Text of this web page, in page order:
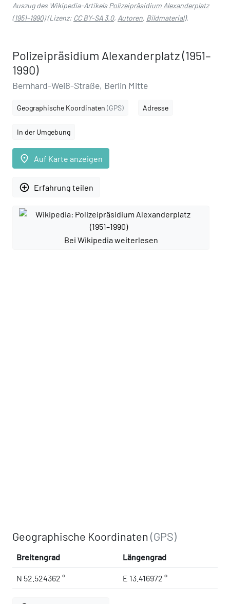
Auszug des Wikipedia-ArtikelsPolizeipräsidium Alexanderplatz
(1951–1990)(Lizenz: CC BY-SA 3.0, Autoren, Bildmaterial).
Polizeipräsidium Alexanderplatz (1951–
1990)
Bernhard-Weiß-Straße, Berlin Mitte
Geographische Koordinaten (GPS) Adresse
In der Umgebung
place Auf Karte anzeigen
add_circle_outline Erfahrung teilen
Bei Wikipedia weiterlesen
Geographische Koordinaten(GPS)
Breitengrad Längengrad
N 52.524362 ° E 13.416972 °